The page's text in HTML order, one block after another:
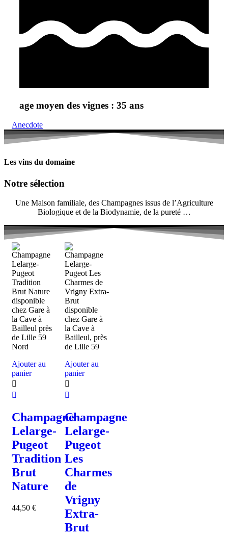
age moyen des vignes : 35 ans
Anecdote
Les vins du domaine
Notre sélection
Une Maison familiale, des Champagnes issus de l’Agriculture
Biologique et de la Biodynamie, de la pureté …
Ajouter au
panier
Champagne
Lelarge-
Pugeot
Tradition
Brut
Nature
44,50 €
Ajouter au
panier
Champagne
Lelarge-
Pugeot
Les
Charmes
de
Vrigny
Extra-
Brut